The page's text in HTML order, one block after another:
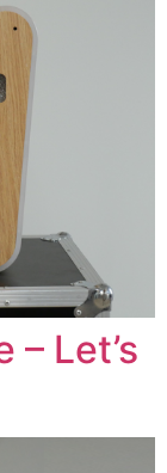
– Let’s